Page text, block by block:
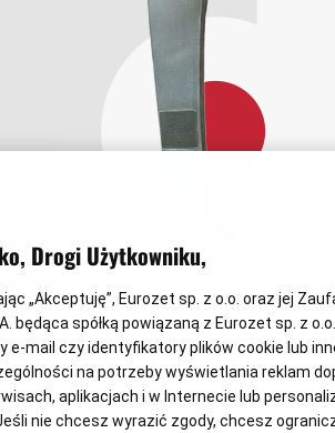
2025 2025
Drogi Użytkowniku,
„Akceptuję”, Eurozet sp. z o.o. oraz jej
będąca spółką powiązaną z Eurozet sp. z
e-mail czy identyfikatory plików cookie lub
na potrzeby wyświetlania reklam
aplikacjach i w Internecie lub
nie chcesz wyrazić zgody, chcesz